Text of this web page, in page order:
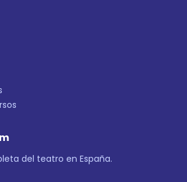
del teatro en España.